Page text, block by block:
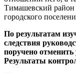
Тимашевский
городского
По результатам
следствия
поручено отменить
Результаты